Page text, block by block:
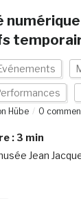
Hübe 0
: 3 min
Jean